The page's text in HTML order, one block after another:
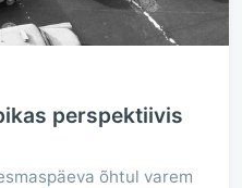
perspektiivis
õhtul varem